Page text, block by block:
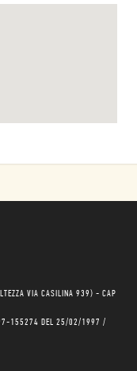
VIA CASILINA 939) - CAP
155274 DEL 25/02/1997 /